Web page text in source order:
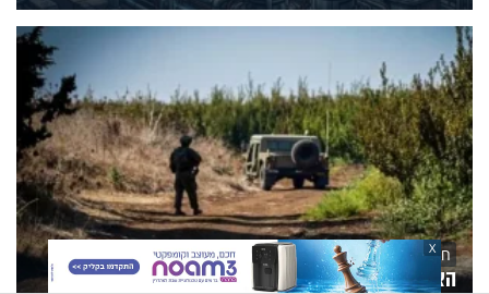
חדשות היום
האיום לא הוסר: הממשלה צפויה להאריך את המצב
X